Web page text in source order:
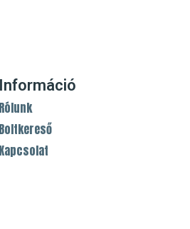
Információ
Rólunk
Boltkereső
Kapcsolat